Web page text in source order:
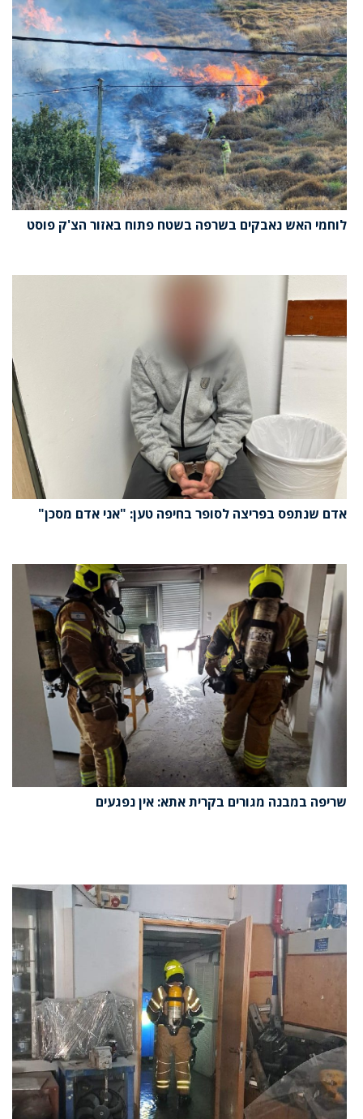
לוחמי האש נאבקים בשרפה בשטח פתוח באזור הצ'ק פוסט
אדם שנתפס בפריצה לסופר בחיפה טען: "אני אדם מסכן"
שריפה במבנה מגורים בקרית אתא: אין נפגעים